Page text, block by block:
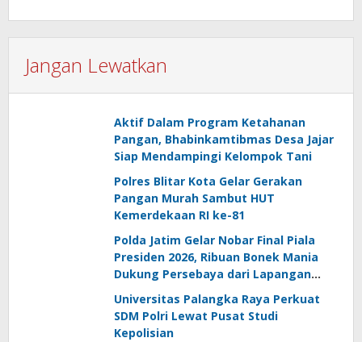
Jangan Lewatkan
Aktif Dalam Program Ketahanan
Pangan, Bhabinkamtibmas Desa Jajar
Siap Mendampingi Kelompok Tani
Polres Blitar Kota Gelar Gerakan
Pangan Murah Sambut HUT
Kemerdekaan RI ke-81
Polda Jatim Gelar Nobar Final Piala
Presiden 2026, Ribuan Bonek Mania
Dukung Persebaya dari Lapangan
Mapolda
Universitas Palangka Raya Perkuat
SDM Polri Lewat Pusat Studi
Kepolisian